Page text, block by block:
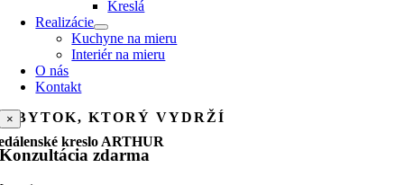
Kreslá
Realizácie
Kuchyne na mieru
Interiér na mieru
O nás
Kontakt
×
Konzultácia zdarma
KTORÝ VYDRŽÍ
kreslo ARTHUR